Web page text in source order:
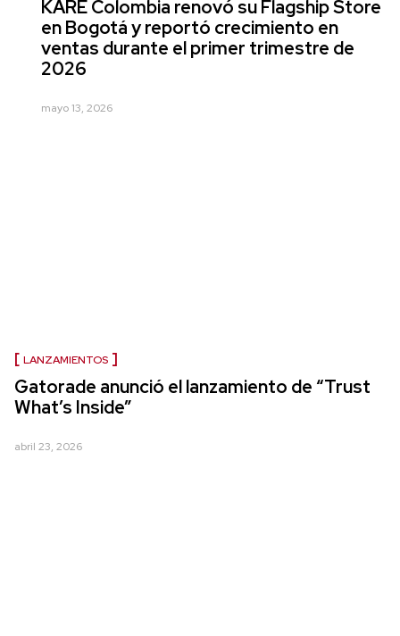
KARE Colombia renovó su Flagship Store
en Bogotá y reportó crecimiento en
ventas durante el primer trimestre de
2026
mayo 13, 2026
LANZAMIENTOS
Gatorade anunció el lanzamiento de “Trust
What’s Inside”
abril 23, 2026